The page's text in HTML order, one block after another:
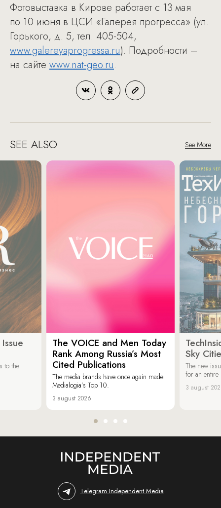
Фотовыставка в Кирове работает с 13 мая
по 10 июня в ЦСИ «Галерея прогресса» (ул.
Горького, д. 5, тел. 405-504,
www.galereyaprogressa.ru). Подробности –
на сайте www.nat-geo.ru.
SEE ALSO See More
to the
The VOICE and Men Today
Rank Among Russia’s Most
Cited Publications
The media brands have once again made
Medialogia’s Top 10.
3 august 2026
Sky
The new
for an entire
3 august
Telegram Independent Media